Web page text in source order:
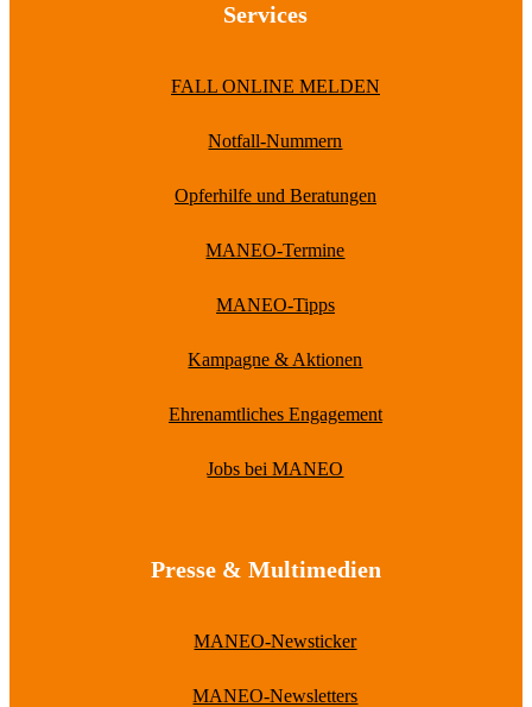
Services
FALL ONLINE MELDEN
Notfall-Nummern
Opferhilfe und Beratungen
MANEO-Termine
MANEO-Tipps
Kampagne & Aktionen
Ehrenamtliches Engagement
Jobs bei MANEO
Presse & Multimedien
MANEO-Newsticker
MANEO-Newsletters